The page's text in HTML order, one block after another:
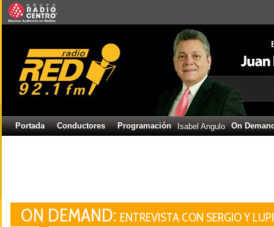
Portada Conductores Programación Isabel Angulo On
ON DEMAND: ENTREVISTA CON SERGIO Y